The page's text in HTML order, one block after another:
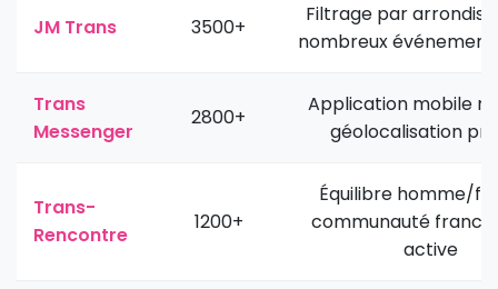
JM Trans 3500+
Filtrage par
nombreux
Trans
Messenger
2800+
Application mobile
géolocalisation
Trans-
Rencontre
1200+
Équilibre homme/
communauté
active